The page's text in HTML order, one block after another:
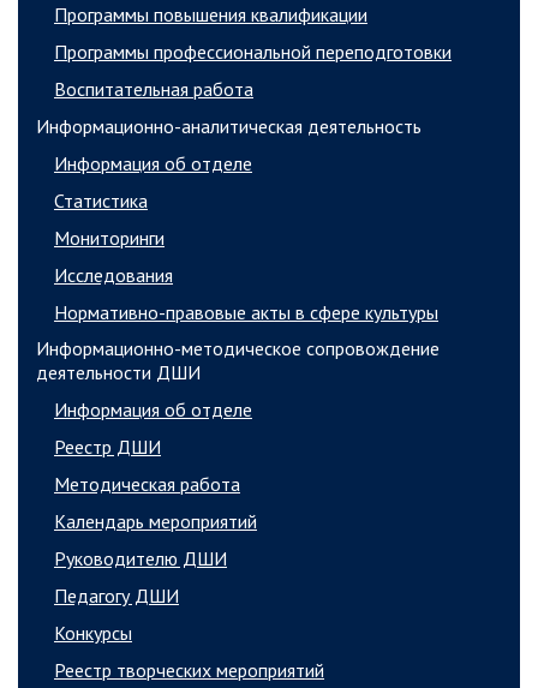
Программы повышения квалификации
Программы профессиональной переподготовки
Воспитательная работа
Информационно-аналитическая деятельность
Информация об отделе
Статистика
Мониторинги
Исследования
Нормативно-правовые акты в сфере культуры
Информационно-методическое сопровождение
деятельности ДШИ
Информация об отделе
Реестр ДШИ
Методическая работа
Календарь мероприятий
Руководителю ДШИ
Педагогу ДШИ
Конкурсы
Реестр творческих мероприятий